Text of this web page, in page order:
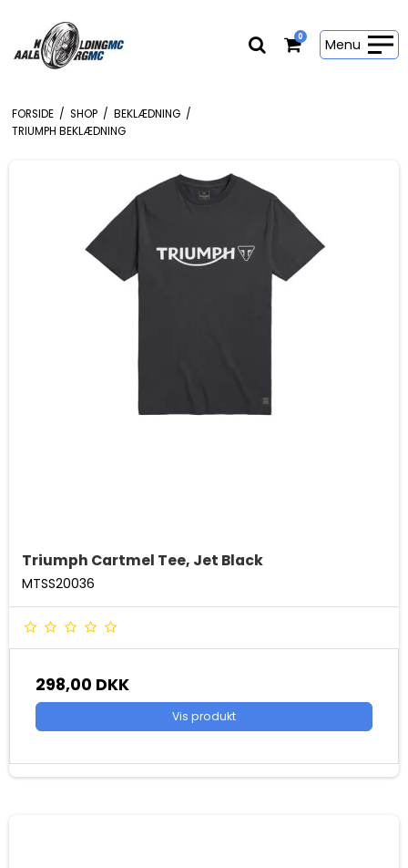
0 Menu
FORSIDE / SHOP / BEKLÆDNING /
TRIUMPH BEKLÆDNING
Triumph Cartmel Tee, Jet Black
MTSS20036
298,00 DKK
Vis produkt